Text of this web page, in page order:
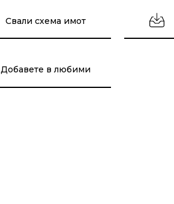
Свали схема имот
Добавете в любими